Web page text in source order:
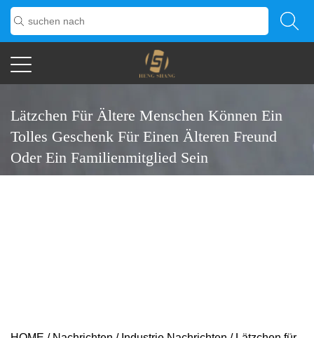
Lätzchen Für Ältere Menschen Können Ein
Tolles Geschenk Für Einen Älteren Freund
Oder Ein Familienmitglied Sein